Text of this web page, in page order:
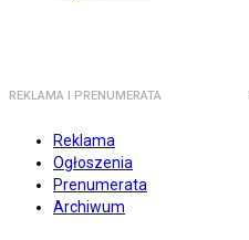
REKLAMA I PRENUMERATA
Reklama
Ogłoszenia
Prenumerata
Archiwum